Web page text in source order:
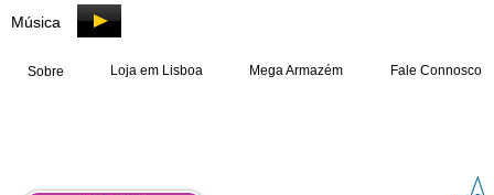
Música
Sobre Loja em Lisboa Mega Armazém Fale Connosco